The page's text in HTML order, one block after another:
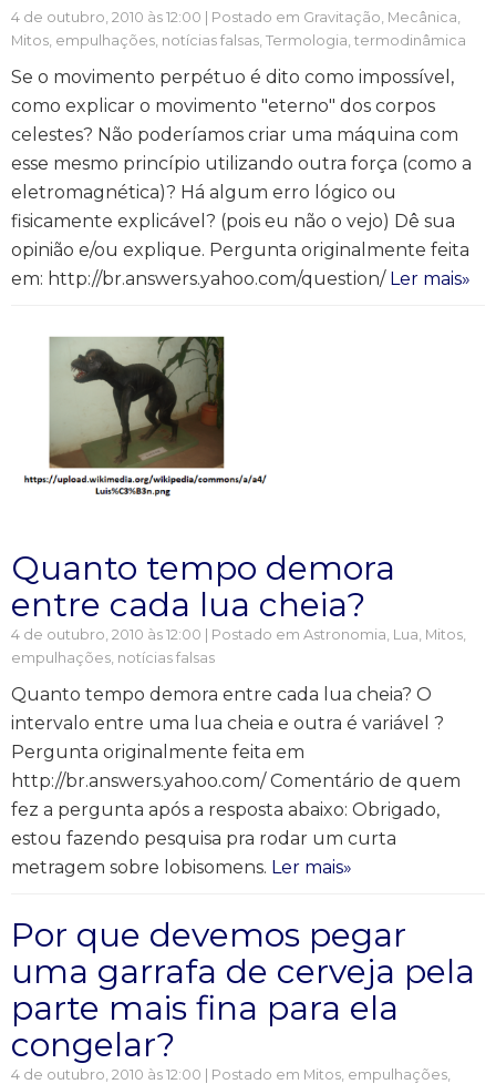
4 de outubro, 2010 às 12:00 | Postado em Gravitação, Mecânica,
Mitos, empulhações, notícias falsas, Termologia, termodinâmica
Se o movimento perpétuo é dito como impossível,
como explicar o movimento "eterno" dos corpos
celestes? Não poderíamos criar uma máquina com
esse mesmo princípio utilizando outra força (como a
eletromagnética)? Há algum erro lógico ou
fisicamente explicável? (pois eu não o vejo) Dê sua
opinião e/ou explique. Pergunta originalmente feita
em: http://br.answers.yahoo.com/question/ Ler mais»
Quanto tempo demora
entre cada lua cheia?
4 de outubro, 2010 às 12:00 | Postado em Astronomia, Lua, Mitos,
empulhações, notícias falsas
Quanto tempo demora entre cada lua cheia? O
intervalo entre uma lua cheia e outra é variável ?
Pergunta originalmente feita em
http://br.answers.yahoo.com/ Comentário de quem
fez a pergunta após a resposta abaixo: Obrigado,
estou fazendo pesquisa pra rodar um curta
metragem sobre lobisomens. Ler mais»
Por que devemos pegar
uma garrafa de cerveja pela
parte mais fina para ela
congelar?
4 de outubro, 2010 às 12:00 | Postado em Mitos, empulhações,